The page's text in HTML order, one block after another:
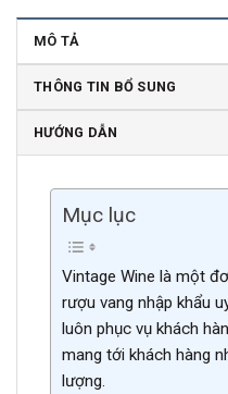
MÔ TẢ
THÔNG TIN BỔ SUNG
HƯỚNG DẪN
Mục lục
Vintage Wine là một
rượu vang nhập khẩu
luôn phục vụ khách
mang tới khách hàng
lượng.